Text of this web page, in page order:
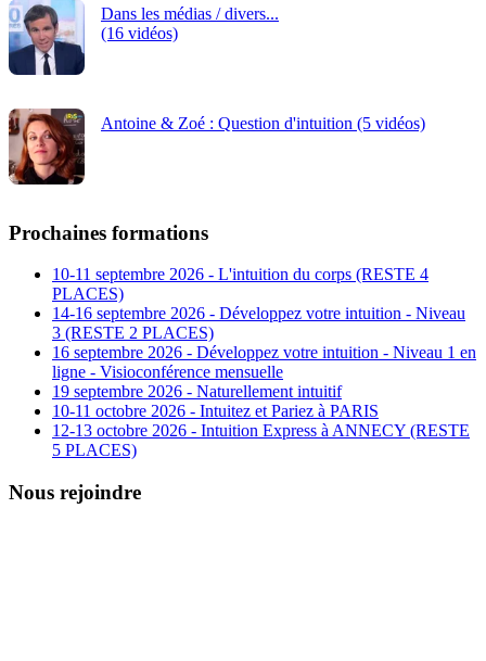
Dans les médias / divers...
(16 vidéos)
Antoine & Zoé : Question d'intuition (5 vidéos)
Prochaines formations
10-11 septembre 2026 - L'intuition du corps (RESTE 4
PLACES)
14-16 septembre 2026 - Développez votre intuition - Niveau
3 (RESTE 2 PLACES)
16 septembre 2026 - Développez votre intuition - Niveau 1 en
ligne - Visioconférence mensuelle
19 septembre 2026 - Naturellement intuitif
10-11 octobre 2026 - Intuitez et Pariez à PARIS
12-13 octobre 2026 - Intuition Express à ANNECY (RESTE
5 PLACES)
Nous rejoindre